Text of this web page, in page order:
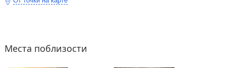
Места поблизости